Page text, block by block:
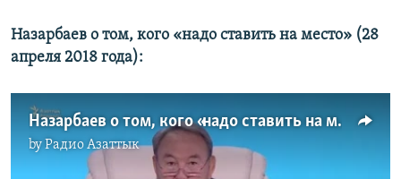
Назарбаев о том, кого «надо ставить на место» (28
апреля 2018 года):
Назарбаев о том, кого «надо ставить на место»
byРадио Азаттык